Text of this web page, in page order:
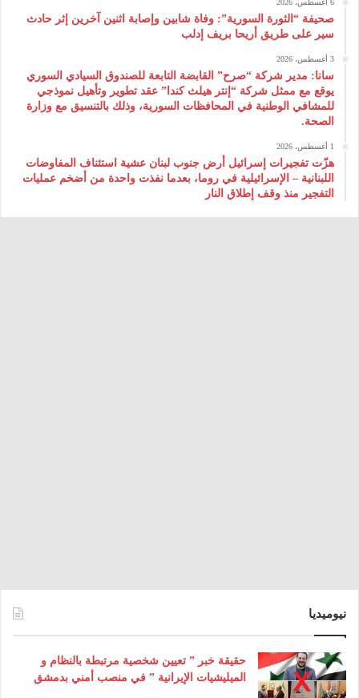
صحيفة “الثورة السورية”: وفاة شابين وإصابة اثنين آخرين إثر حادث
سير على طريق أريحا بريف إدلب
3 أغسطس، 2026
سانا: مدير شركة “صرح” القابضة التابعة للصندوق السيادي السوري
يوقع مع ممثل شركة “إنتر هيلث كندا” عقد تطوير وتأهيل نموذجي
للمشافي الوطنية في المحافظات السورية، وذلك بالتنسيق مع وزارة
الصحة.
1 أغسطس، 2026
هزّت تفجيرات إسرائيل أرض جنوب لبنان عشية استئناف المفاوضات
اللبنانية – الإسرائيلية في روما، بعدما نفذت واحدة من أضخم عمليات
التفجير منذ وقف إطلاق النار
نيوميديا
حقيقة خبر ” تعيين شخصية مرتبطة بالنظام و
الميليشيات الإيرانية ” في منصب أمني بدمشق